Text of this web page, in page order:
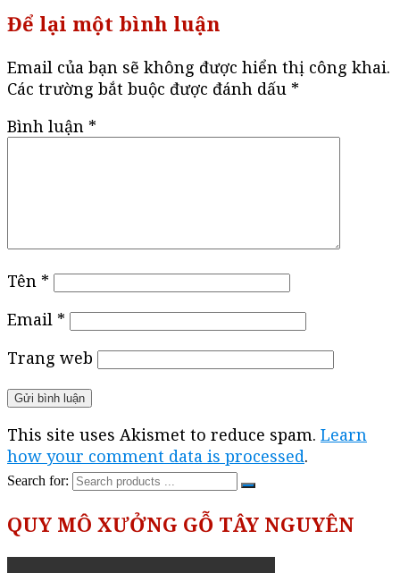
Để lại một bình luận
Email của bạn sẽ không được hiển thị công khai.
Các trường bắt buộc được đánh dấu *
Bình luận *
Tên *
Email *
Trang web
This site uses Akismet to reduce spam. Learn
how your comment data is processed.
Search for:
QUY MÔ XƯỞNG GỖ TÂY NGUYÊN